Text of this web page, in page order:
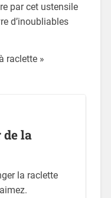
par cet ustensile
d’inoubliables
raclette »
de la
la raclette